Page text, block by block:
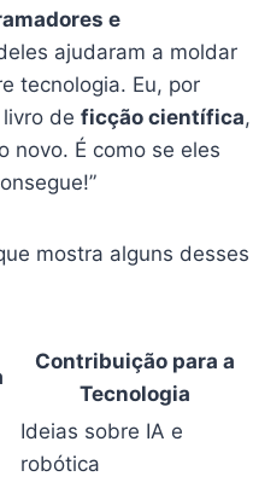
e
ajudaram a moldar
tecnologia. Eu, por
livro deficção científica,
novo. É como se eles
mostra alguns desses
Contribuição para a
Tecnologia
Ideias sobre IA e
robótica